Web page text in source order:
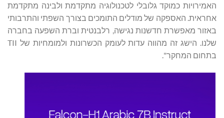
האמירויות כמוקד גלובלי לטכנולוגיה מתקדמת ולבינה מתקדמת
אחראית. האספקה של מודלים התומכים בצורך השפתי והתרבותי
באזור מאפשרת חדשנות נגישה, רלבנטית וברת השפעה בחברה
שלנו. הישג זה מהווה עדות לעומק הכשרונות ולמומחיות של TII
בתחום המחקר".